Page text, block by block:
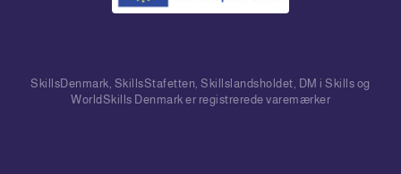
SkillsDenmark, SkillsStafetten, Skillslandsholdet, DM i Skills og
WorldSkills Denmark er registrerede varemærker